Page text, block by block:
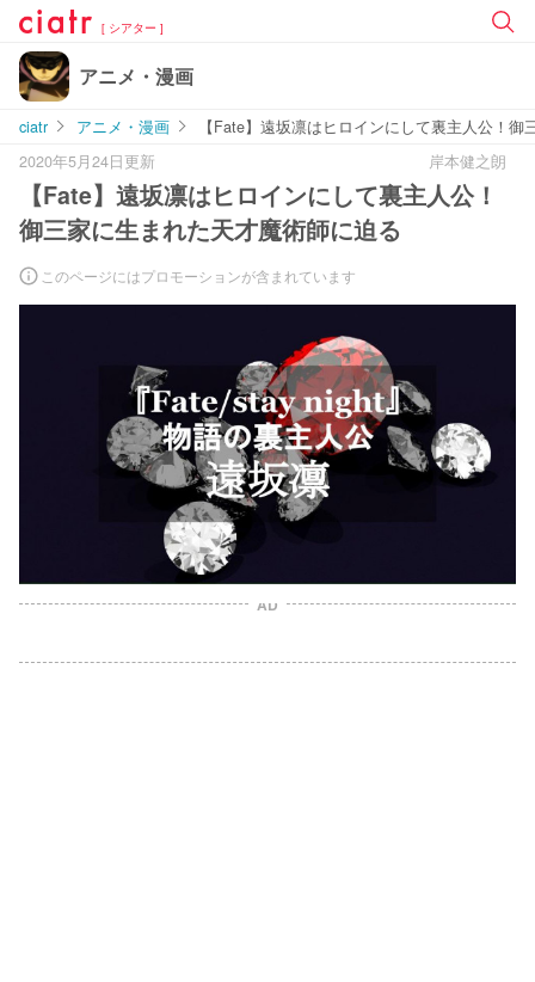
[ シアター ]
アニメ・漫画
ciatr アニメ・漫画
【Fate】遠坂凛はヒロインにして裏主人公！
2020年5月24日更新
岸本健之朗
【Fate】遠坂凛はヒロインにして裏主人公！
御三家に生まれた天才魔術師に迫る
このページにはプロモーションが含まれています
AD